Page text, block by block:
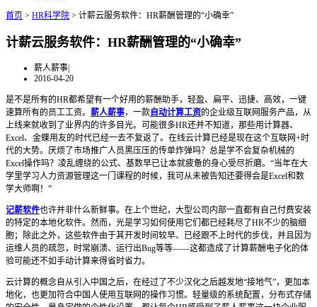
首页 > HR科学院 > 计薪云服务软件：HR薪酬管理的“小确幸”
计薪云服务软件：HR薪酬管理的“小确幸”
薪人薪事|
2016-04-20
是不是所有的HR都希望有一个好用的薪酬助手，轻盈、扁平、迅捷、高效，一键
速算所有的员工工资。 薪人薪事，一款自动计算工资的企业级互联网服务产品，从
上线来就收到了业界内的许多目光。可能很多HR还并不知道，那些用计算器、
Excel、金蝶用友的时代已经一去不复返了。在线云计算已经是现在这个互联网+时
代的大势。厌烦了市场推广人员黑压压的传单炸弹吗？总是学不会复杂机械的
Excel操作吗？凌乱缠绕的公式、基数早已让本就疲惫的身心受尽折磨。“当年在大
学里学习人力资源管理这一门课程的时候，我可从未被告知还要得会是Excel和数
学大师啊！”
记薪软件也许并非什么新鲜事。在上个世纪，大型公司内部一直都有自己付费安装
的特定的本地化软件。然而，光是学习如何使用它们都已经耗尽了HR不少的脑细
胞；除此之外，这些软件由于其开发时间较早、已经跟不上时代的步伐，并且因为
运维人员的疏忽，时常崩溃、运行出Bug等等——这都造成了计算薪酬电子化的体
验可能还不如手动计算来得省时省力。
云计算的概念自从引入中国之后，在经过了不少汉化之后越发地“接地气”，更加本
地化，也更加符合中国人使用互联网的操作习惯。轻量级的系统配置，分布式存储